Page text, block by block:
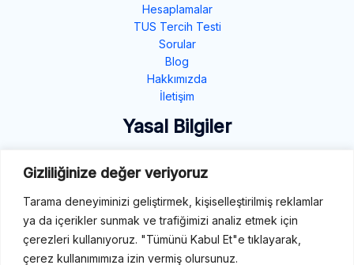
Gizliliğinize değer veriyoruz
Tarama deneyiminizi geliştirmek, kişiselleştirilmiş reklamlar
ya da içerikler sunmak ve trafiğimizi analiz etmek için
çerezleri kullanıyoruz. "Tümünü Kabul Et"e tıklayarak,
çerez kullanımımıza izin vermiş olursunuz.
Hesaplamalar
TUS Tercih Testi
Sorular
Blog
Hakkımızda
İletişim
Yasal Bilgiler
Gizlilik Politikası
Çerez Politikası
Şartlar ve Koşullar
İletişim